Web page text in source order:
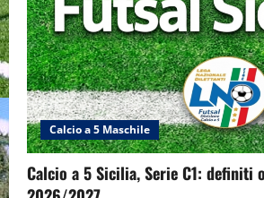
Calcio a 5 Maschile
Calcio a 5 Sicilia, Serie C1: definiti